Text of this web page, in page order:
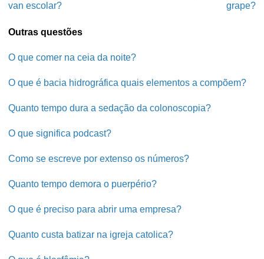
van escolar?
grape?
Outras questões
O que comer na ceia da noite?
O que é bacia hidrográfica quais elementos a compõem?
Quanto tempo dura a sedação da colonoscopia?
O que significa podcast?
Como se escreve por extenso os números?
Quanto tempo demora o puerpério?
O que é preciso para abrir uma empresa?
Quanto custa batizar na igreja catolica?